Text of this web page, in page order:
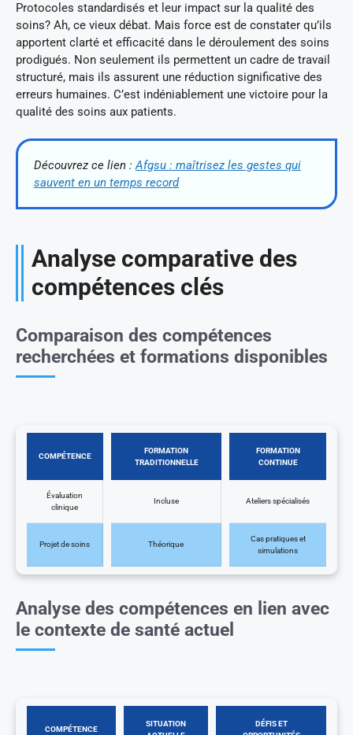
Protocoles standardisés et leur impact sur la qualité des
soins? Ah, ce vieux débat. Mais force est de constater qu’ils
apportent clarté et efficacité dans le déroulement des soins
prodigués. Non seulement ils permettent un cadre de travail
structuré, mais ils assurent une réduction significative des
erreurs humaines. C’est indéniablement une victoire pour la
qualité des soins aux patients.
Découvrez ce lien :Afgsu : maîtrisez les gestes qui
sauvent en un temps record
Analyse comparative des
compétences clés
Comparaison des compétences
recherchées et formations disponibles
COMPÉTENCE
FORMATION
TRADITIONNELLE
FORMATION
CONTINUE
Évaluation
clinique
Incluse Ateliers spécialisés
Projet de soins Théorique
Cas pratiques et
simulations
Analyse des compétences en lien avec
le contexte de santé actuel
COMPÉTENCE
SITUATION
DÉFIS ET